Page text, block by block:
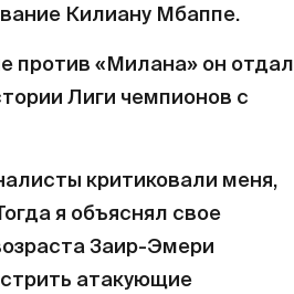
Килиану Мбаппе.
против «Милана» он отдал
Лиги чемпионов с
критиковали меня,
я объяснял свое
Заир-Эмери
атакующие